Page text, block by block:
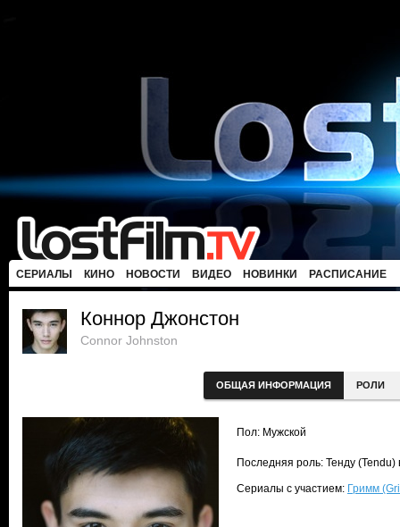
СЕРИАЛЫ КИНО НОВОСТИ ВИДЕО НОВИНКИ РАСПИСАНИЕ
Коннор Джонстон
Connor Johnston
ОБЩАЯ ИНФОРМАЦИЯ РОЛИ
Пол: Мужской
Последняя роль: Тенду
Сериалы с участием: Гримм